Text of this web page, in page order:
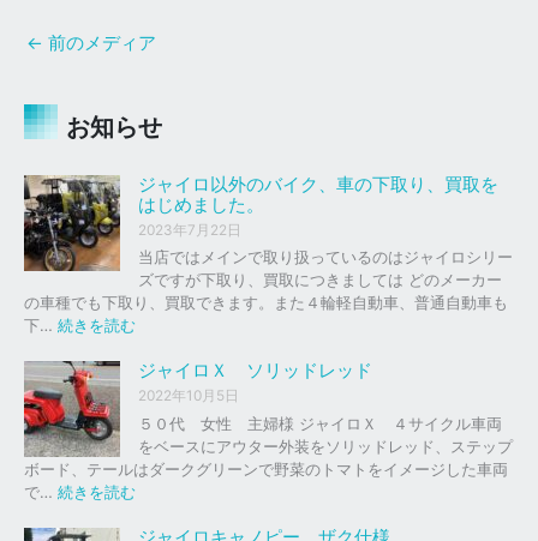
← 前のメディア
お知らせ
ジャイロ以外のバイク、車の下取り、買取を
はじめました。
2023年7月22日
当店ではメインで取り扱っているのはジャイロシリー
ズですが下取り、買取につきましては どのメーカー
の車種でも下取り、買取できます。また４輪軽自動車、普通自動車も
下… 続きを読む
ャ
イ
ロ
以
外
の
イ
ジャイロＸ ソリッドレッド
2022年10月5日
５０代 女性 主婦様 ジャイロＸ ４サイクル車両
をベースにアウター外装をソリッドレッド、ステップ
ボード、テールはダークグリーンで野菜のトマトをイメージした車両
で… 続きを読む
ャ